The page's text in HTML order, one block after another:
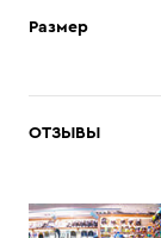
Размер
ОТЗЫВЫ